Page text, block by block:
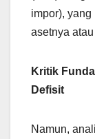
impor), yang
asetnya
Kritik
Defisit
Namun,